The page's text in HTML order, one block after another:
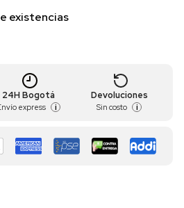
existencias
24H Bogotá
express i
Devoluciones
Sin costo i